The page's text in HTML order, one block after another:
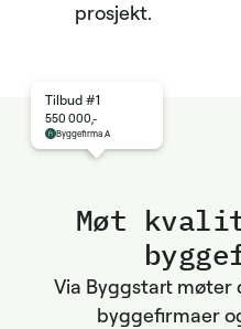
prosjekt.
Møt
Via Byggstart møter
byggefirmaer
Tilbud #1
550 000,-
Byggefirma A